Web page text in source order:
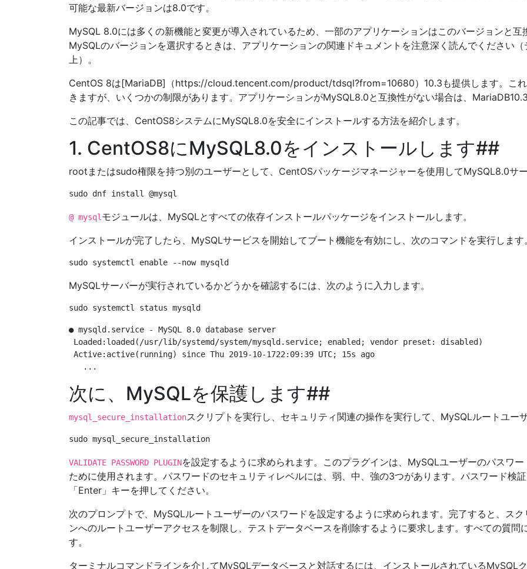
可能な最新バージョンは8.0です。
MySQL 8.0には多くの新機能と変更が導入されているため、一部のアプリケーションはこのバージョンと
MySQLのバージョンを選択するときは、アプリケーションの関連ドキュメントを注意深く読んでください
上）。
CentOS 8は[MariaDB]（https://cloud.tencent.com/product/tdsql?from=10680）10.3も提供します。これ
きますが、いくつかの制限があります。アプリケーションがMySQL8.0と互換性がない場合は、
この記事では、CentOS8システムにMySQL8.0を安全にインストールする方法を紹介します。
1. CentOS8にMySQL8.0をインストールします##
rootまたはsudo権限を持つ別のユーザーとして、CentOSパッケージマネージャーを使用してMySQL8.0サ
@ mysql モジュールは、MySQLとすべての依存インストールパッケージをインストールします。
インストールが完了したら、MySQLサービスを開始してブート機能を有効にし、次のコマンドを実行します。
MySQLサーバーが実行されているかどうかを確認するには、次のように入力します。
● mysqld.service - MySQL 8.0 database server
Loaded:loaded(/usr/lib/systemd/system/mysqld.service; enabled; vendor preset: disabled)
Active:active(running) since Thu 2019-10-1722:09:39 UTC; 15s ago
次に、MySQLを保護します##
mysql_secure_installationスクリプトを実行し、セキュリティ関連の操作を実行して、MySQLルートユー
VALIDATE PASSWORD PLUGINを設定するように求められます。このプラグインは、MySQLユーザーのパスワ
ために使用されます。パスワードのセキュリティレベルには、弱、中、強の3つがあります。パスワード検
「Enter」キーを押してください。
次のプロンプトで、MySQLルートユーザーのパスワードを設定するように求められます。完了すると、ス
ンへのルートユーザーアクセスを制限し、テストデータベースを削除するように要求します。すべての質問
す。
ターミナルコマンドラインを介してMySQLデータベースと対話するには、インストールされているMySQL